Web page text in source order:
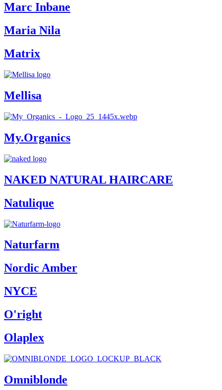
Marc Inbane
Maria Nila
Matrix
Mellisa
My.Organics
NAKED NATURAL HAIRCARE
Natulique
Naturfarm
Nordic Amber
NYCE
O'right
Olaplex
Omniblonde